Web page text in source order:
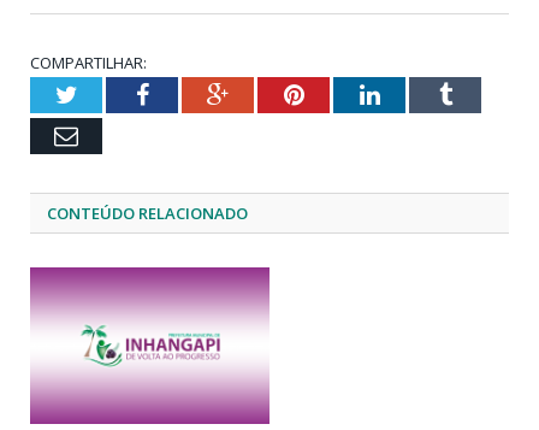
COMPARTILHAR:
TwitterFacebookGoogle+PinterestLinkedInTumblr
Email
CONTEÚDO RELACIONADO